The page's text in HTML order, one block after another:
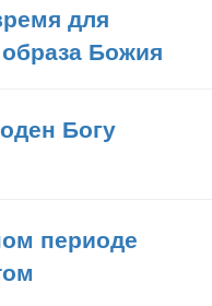
для
Божия
Богу
периоде